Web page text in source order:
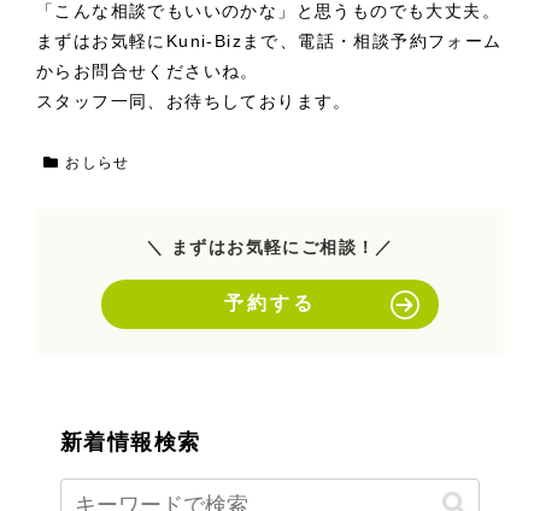
「こんな相談でもいいのかな」と思うものでも大丈夫。
まずはお気軽にKuni-Bizまで、電話・相談予約フォーム
からお問合せくださいね。
スタッフ一同、お待ちしております。
おしらせ
＼ まずはお気軽にご相談！／
予約する
新着情報検索